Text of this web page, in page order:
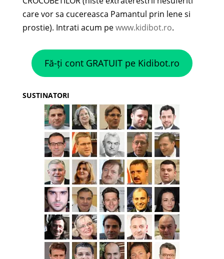
care vor sa cucereasca Pamantul prin lene si
prostie). Intrati acum pewww.kidibot.ro.
Fă-ți cont GRATUIT pe Kidibot.ro
SUSTINATORI